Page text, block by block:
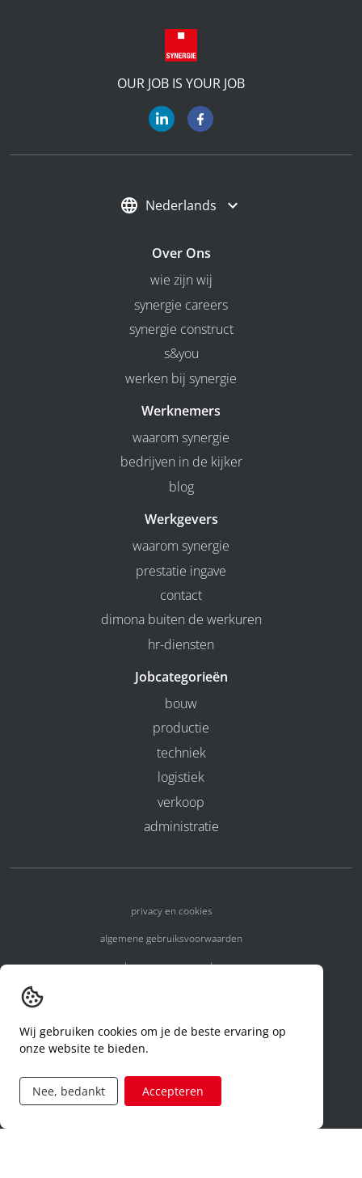
OUR JOB IS YOUR JOB
Nederlands
Over Ons
wie zijn wij
synergie careers
synergie construct
s&you
werken bij synergie
Werknemers
waarom synergie
bedrijven in de kijker
blog
Werkgevers
waarom synergie
prestatie ingave
contact
dimona buiten de werkuren
hr-diensten
Jobcategorieën
bouw
productie
techniek
logistiek
verkoop
administratie
privacy en cookies
algemene gebruiksvoorwaarden
algemene voorwaarden
code of conduct
aanvraag rechten ivm privacy
Wij gebruiken cookies om je de beste ervaring op
onze website te bieden.
Nee, bedankt Accepteren